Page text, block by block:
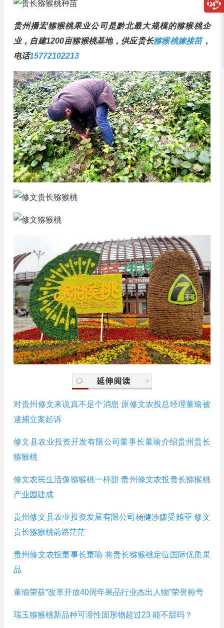
贵州播宏猕猴桃果业公司是黔北最大规模的猕猴桃企
业，自建1200亩猕猴桃基地，供应贵长猕猴桃嫁接苗，
电话15772102213
对贵州修文来说真不是个消息 原修文农投总经理董瑜被
逮捕立案起诉
修文县农业投资开发有限公司董事长董瑜介绍贵州贵长
猕猴桃
修文农民生活像猕猴桃一样甜 贵州修文农投贵长猕猴桃
产业园建成
贵州修文县农业投资发展有限公司杨健涉嫌受贿罪 修文
贵长猕猴桃前路茫茫
贵州修文农投董事长董瑜 将贵长猕猴桃定位国际优质果
品
董瑜荣获“改革开放40周年果品行业杰出人物”荣誉称号
瑞玉猕猴桃新品种可溶性固形物超过23 能不甜吗？